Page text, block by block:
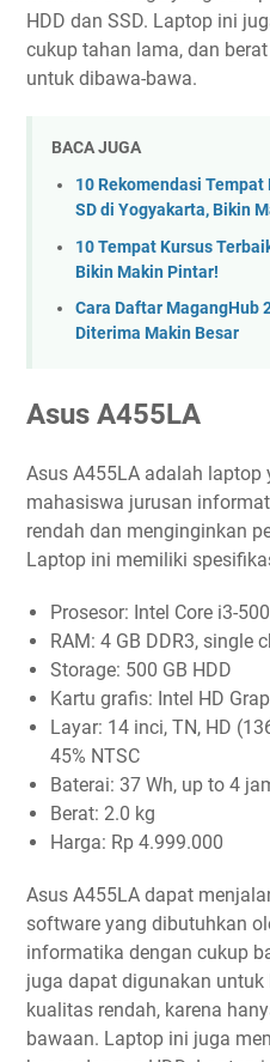
HDD dan SSD. Laptop ini
cukup tahan lama, dan
untuk dibawa-bawa.
BACA JUGA
10 Rekomendasi
SD di Yogyakarta, Bikin
10 Tempat Kursus
Bikin Makin Pintar!
Cara Daftar MagangHub
Diterima Makin Besar
Asus A455LA
Asus A455LA adalah laptop
mahasiswa jurusan
rendah dan menginginkan
Laptop ini memiliki
Prosesor: Intel Core i3-
RAM: 4 GB DDR3, single
Storage: 500 GB HDD
Kartu grafis: Intel HD
Layar: 14 inci, TN, HD
45% NTSC
Baterai: 37 Wh, up to 4
Berat: 2.0 kg
Harga: Rp 4.999.000
Asus A455LA dapat
software yang dibutuhkan
informatika dengan cukup
juga dapat digunakan untuk
kualitas rendah, karena
bawaan. Laptop ini juga